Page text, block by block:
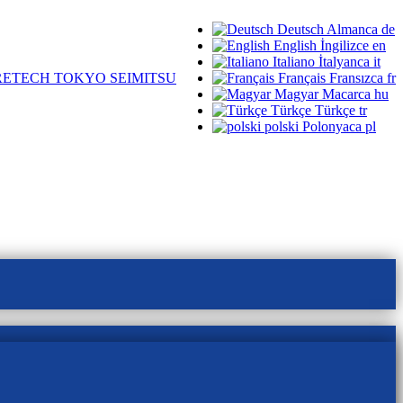
Deutsch Almanca de
English İngilizce en
Italiano İtalyanca it
Français Fransızca fr
Magyar Macarca hu
Türkçe Türkçe tr
polski Polonyaca pl
TOKYO SEIMITSU